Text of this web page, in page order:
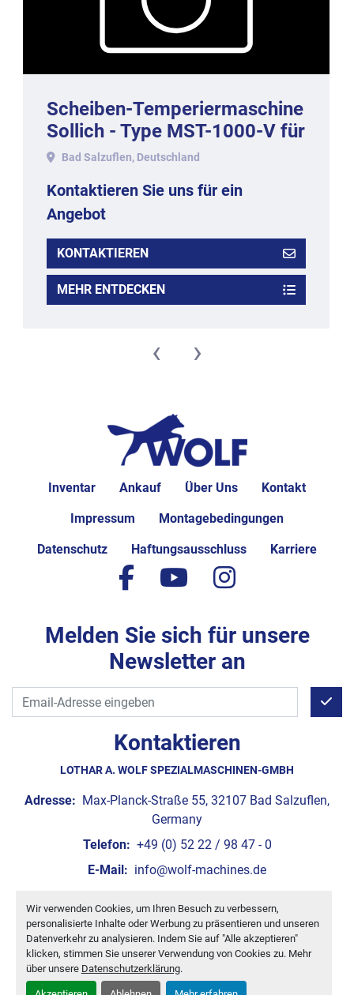
Wir verwenden Cookies, um Ihren Besuch zu verbessern,
personalisierte Inhalte oder Werbung zu präsentieren und unseren
Datenverkehr zu analysieren. Indem Sie auf "Alle akzeptieren"
klicken, stimmen Sie unserer Verwendung von Cookies zu. Mehr
über unsere Datenschutzerklärung.
Scheiben-Temperiermaschine
Sollich - Type MST-1000-V für
1000 kg/h
Bad Salzuflen, Deutschland
Kontaktieren Sie uns für ein
Angebot
KONTAKTIEREN
MEHR ENTDECKEN
‹ ›
Inventar Ankauf Über Uns Kontakt
Impressum Montagebedingungen
Datenschutz Haftungsausschluss Karriere
Kontaktieren
LOTHAR A. WOLF SPEZIALMASCHINEN-GMBH
Adresse: Max-Planck-Straße 55, 32107 Bad Salzuflen,
Germany
Telefon: +49 (0) 52 22 / 98 47 - 0
E-Mail: info@wolf-machines.de
Cookie-Einstellungen
Machinio System-Website vonMachinio
facebook
youtubeinstagram
Melden Sie sich für unsere
Newsletter an